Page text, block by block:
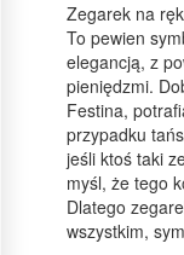
Zegarek na
To pewien
elegancją, z
pieniędzmi.
Festina,
przypadku
jeśli ktoś taki
myśl, że tego
Dlatego
wszystkim,